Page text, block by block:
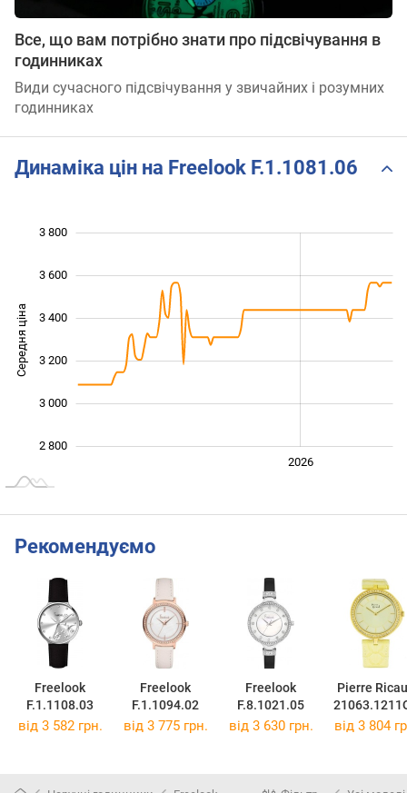
Все, що вам потрібно знати про підсвічування в
годинниках
Види сучасного підсвічування у звичайних і розумних
годинниках
Динаміка цін на Freelook F.1.1081.06
Середня ціна
2 800
3 000
3 200
3 400
3 600
3 800
2026
Рекомендуємо
Freelook
F.1.1108.03
Freelook
F.1.1094.02
Freelook
F.8.1021.05
Pierre
від 3 582 грн. від 3 775 грн. від 3 630 грн. від 3 804